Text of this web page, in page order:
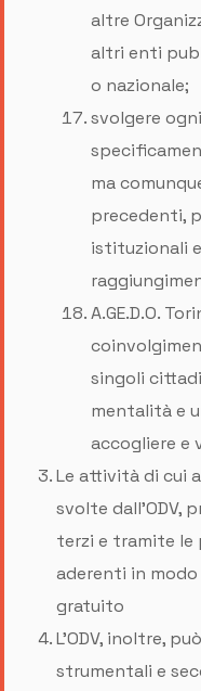
altre
altri enti
o nazionale;
svolgere
ma
precedenti,
istituzionali
A.GE.D.O.
singoli
mentalità e
accogliere e
Le attività di cui
svolte dall'ODV,
terzi e tramite
aderenti in
gratuito
L’ODV, inoltre,
strumentali e